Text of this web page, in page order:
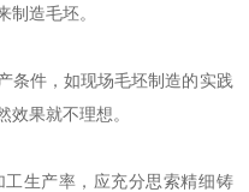
制造毛坯。
件，如现场毛坯制造的实践
效果就不理想。
生产率，应充分思索精细铸